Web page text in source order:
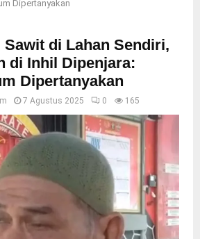
Dipertanyakan
di Lahan Sendiri,
di Inhil Dipenjara:
Dipertanyakan
7 Agustus 2025 0 165